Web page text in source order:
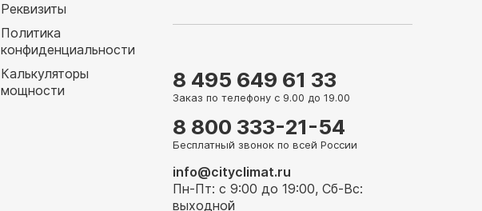
Реквизиты
Политика
конфиденциальности
Калькуляторы
мощности
8 495 649 61 33
Заказ по телефону с 9.00 до 19.00
8 800 333-21-54
Бесплатный звонок по всей России
info@cityclimat.ru
Пн-Пт: с 9:00 до 19:00, Сб-Вс:
выходной